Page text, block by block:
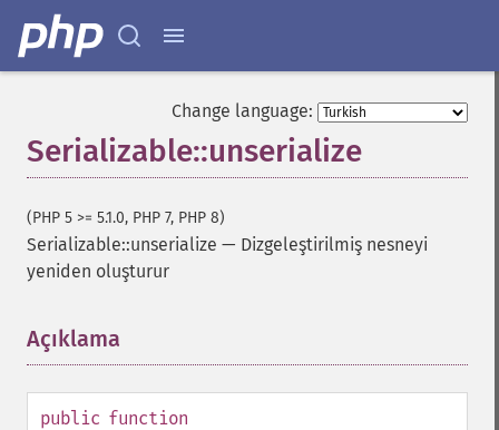
Change language:
Serializable::unserialize
(PHP 5 >= 5.1.0, PHP 7, PHP 8)
Serializable::unserialize — Dizgeleştirilmiş nesneyi
yeniden oluşturur
Açıklama
public function